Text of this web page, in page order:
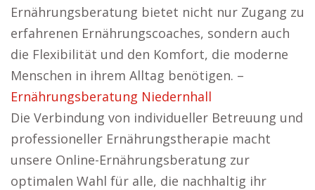
Ernährungsberatung bietet nicht nur Zugang zu
erfahrenen Ernährungscoaches, sondern auch
die Flexibilität und den Komfort, die moderne
Menschen in ihrem Alltag benötigen. –
Ernährungsberatung Niedernhall
Die Verbindung von individueller Betreuung und
professioneller Ernährungstherapie macht
unsere Online-Ernährungsberatung zur
optimalen Wahl für alle, die nachhaltig ihr